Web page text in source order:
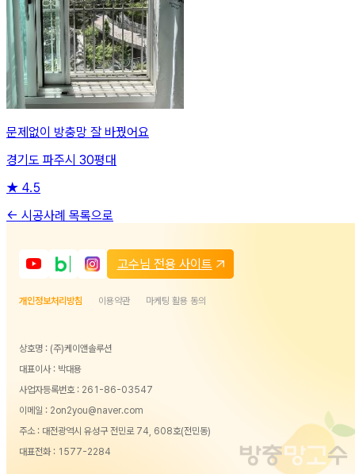
문제없이 방충망 잘 바꿨어요
경기도 파주시 30평대
★ 4.5
← 시공사례 목록으로
고수님 전용 사이트
개인정보처리방침 이용약관 마케팅 활용 동의
상호명 : (주)케이앤솔루션
대표이사 : 박대용
사업자등록번호 : 261-86-03547
이메일 : 2on2you@naver.com
주소 : 대전광역시 유성구 전민로 74, 608호(전민동)
대표전화 : 1577-2284